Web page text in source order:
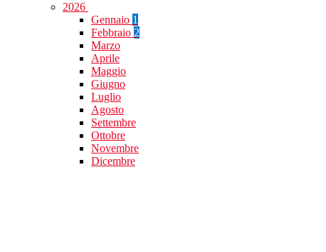
2026
Gennaio 1
Febbraio 2
Marzo
Aprile
Maggio
Giugno
Luglio
Agosto
Settembre
Ottobre
Novembre
Dicembre